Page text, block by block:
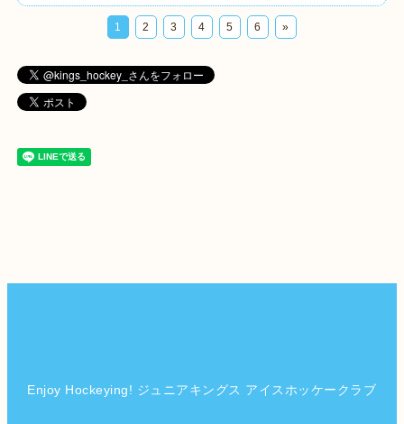
1 2 3 4 5 6 »
Enjoy Hockeying! ジュニアキングス アイスホッケークラブ